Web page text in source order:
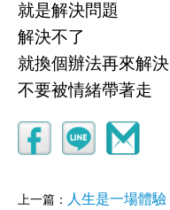
就是解決問題
解決不了
就換個辦法再來解決
不要被情緒帶著走
上一篇： 人生是一場體驗